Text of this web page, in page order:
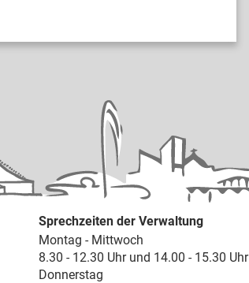
Sprechzeiten der Verwaltung
Montag - Mittwoch
8.30 - 12.30 Uhr und 14.00 - 15.30 Uhr
Donnerstag